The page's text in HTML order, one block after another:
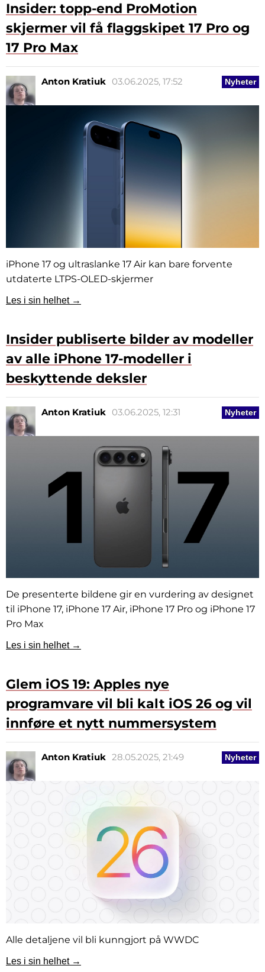
Insider: topp-end ProMotion
skjermer vil få flaggskipet 17 Pro og
17 Pro Max
Nyheter
Anton Kratiuk 03.06.2025, 17:52
iPhone 17 og ultraslanke 17 Air kan bare forvente
utdaterte LTPS-OLED-skjermer
Les i sin helhet →
Insider publiserte bilder av modeller
av alle iPhone 17-modeller i
beskyttende deksler
Nyheter
Anton Kratiuk 03.06.2025, 12:31
De presenterte bildene gir en vurdering av designet
til iPhone 17, iPhone 17 Air, iPhone 17 Pro og iPhone 17
Pro Max
Les i sin helhet →
Glem iOS 19: Apples nye
programvare vil bli kalt iOS 26 og vil
innføre et nytt nummersystem
Nyheter
Anton Kratiuk 28.05.2025, 21:49
Alle detaljene vil bli kunngjort på WWDC
Les i sin helhet →